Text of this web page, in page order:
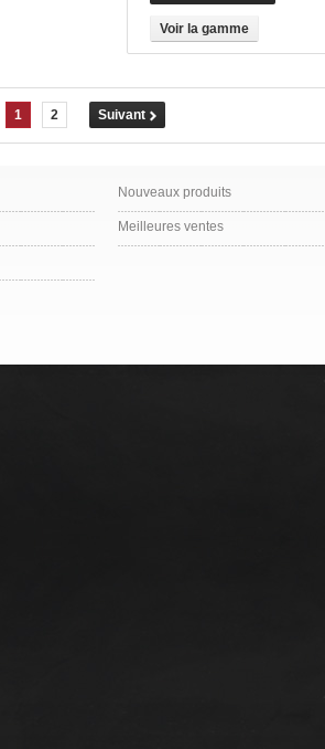
Voir la gamme
1 2 Suivant
Nouveaux produits
Meilleures ventes